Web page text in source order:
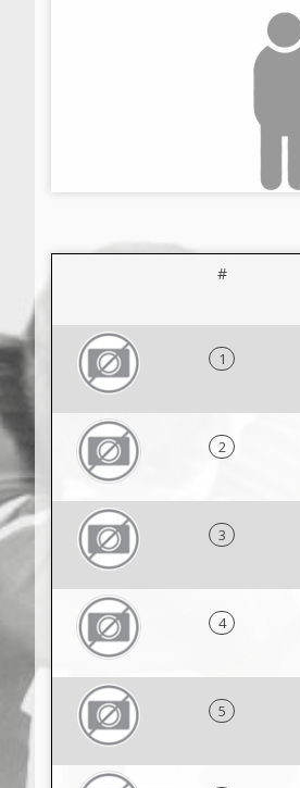
#
1
2
3
4
5